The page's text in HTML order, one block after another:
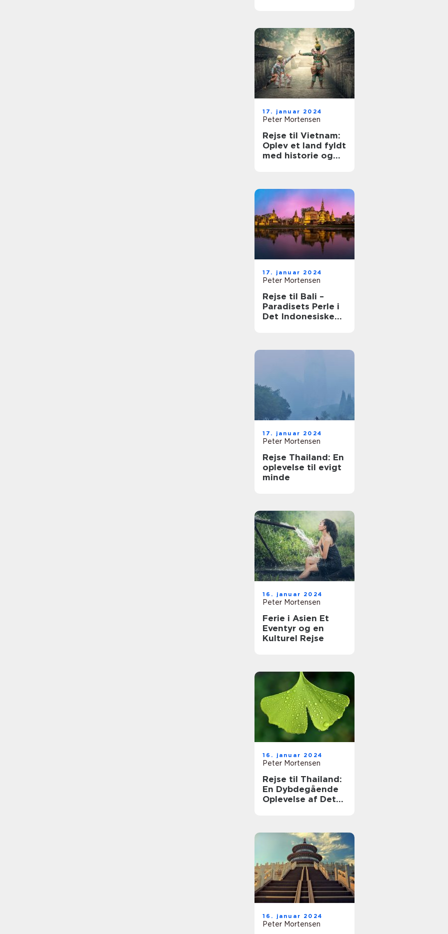
17. januar 2024
Peter Mortensen
Rejse til Vietnam:
Oplev et land fyldt
med historie og
17. januar 2024
Peter Mortensen
Rejse til Bali –
Paradisets Perle i
Det Indonesiske
17. januar 2024
Peter Mortensen
Rejse Thailand: En
oplevelse til evigt
minde
16. januar 2024
Peter Mortensen
Ferie i Asien Et
Eventyr og en
Kulturel Rejse
16. januar 2024
Peter Mortensen
Rejse til Thailand:
En Dybdegående
Oplevelse af Det
16. januar 2024
Peter Mortensen